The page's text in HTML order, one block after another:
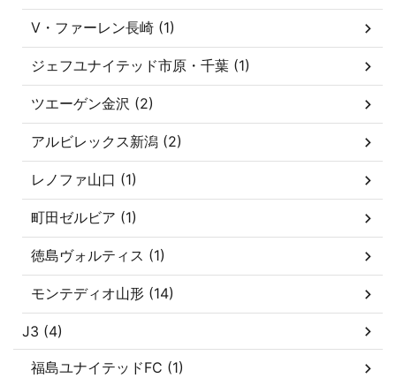
V・ファーレン長崎 (1)
ジェフユナイテッド市原・千葉 (1)
ツエーゲン金沢 (2)
アルビレックス新潟 (2)
レノファ山口 (1)
町田ゼルビア (1)
徳島ヴォルティス (1)
モンテディオ山形 (14)
J3 (4)
福島ユナイテッドFC (1)